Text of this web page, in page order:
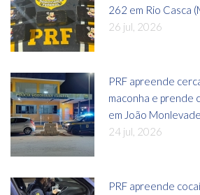
262 em Rio Casca
26 jul, 2026
PRF apreende
maconha e prende
em João
24 jul, 2026
PRF apreende